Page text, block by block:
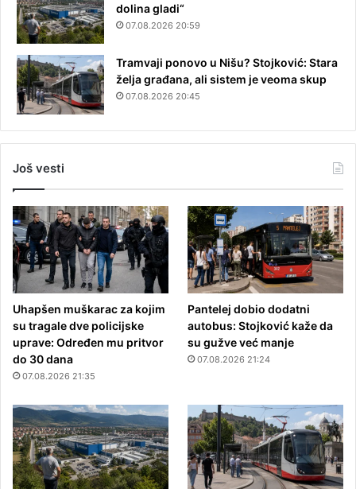
dolina gladi“
07.08.2026 20:59
Tramvaji ponovo u Nišu? Stojković: Stara
želja građana, ali sistem je veoma skup
07.08.2026 20:45
Još vesti
Uhapšen muškarac za kojim
su tragale dve policijske
uprave: Određen mu pritvor
do 30 dana
07.08.2026 21:35
Pantelej dobio dodatni
autobus: Stojković kaže da
su gužve već manje
07.08.2026 21:24